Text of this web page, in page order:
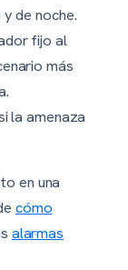
de noche.
fijo al
más
la amenaza
en una
cómo
alarmas